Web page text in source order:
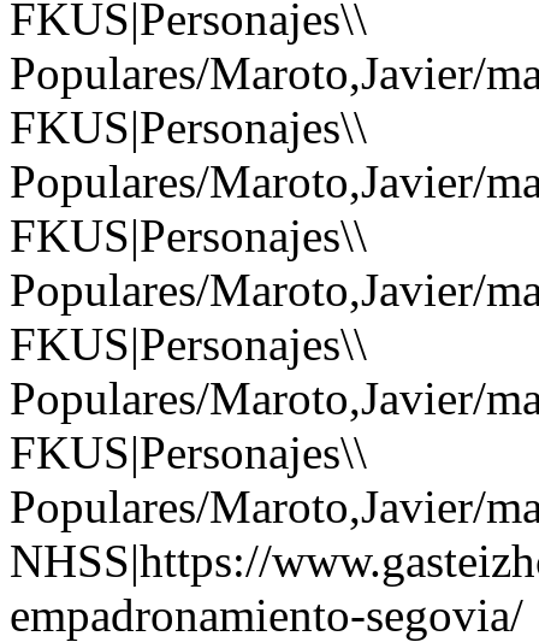
FKUS|Personajes\\
Populares/Maroto,Javier/
FKUS|Personajes\\
Populares/Maroto,Javier/
FKUS|Personajes\\
Populares/Maroto,Javier/
FKUS|Personajes\\
Populares/Maroto,Javier/
FKUS|Personajes\\
Populares/Maroto,Javier/
NHSS|https://
empadronamiento-segovia/